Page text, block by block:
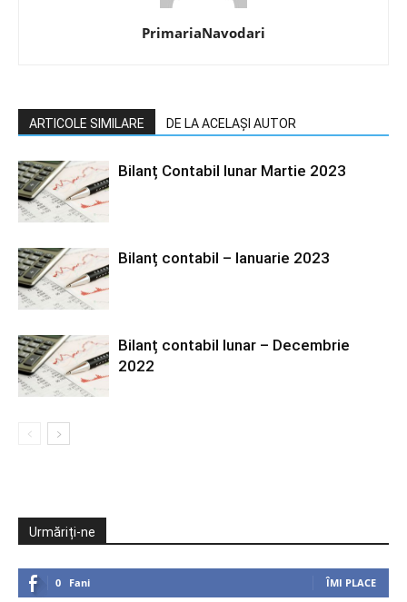
PrimariaNavodari
ARTICOLE SIMILARE DE LA ACELAȘI AUTOR
Bilanț Contabil lunar Martie 2023
Bilanț contabil – Ianuarie 2023
Bilanț contabil lunar – Decembrie
2022
Urmăriți-ne
0 Fani ÎMI PLACE